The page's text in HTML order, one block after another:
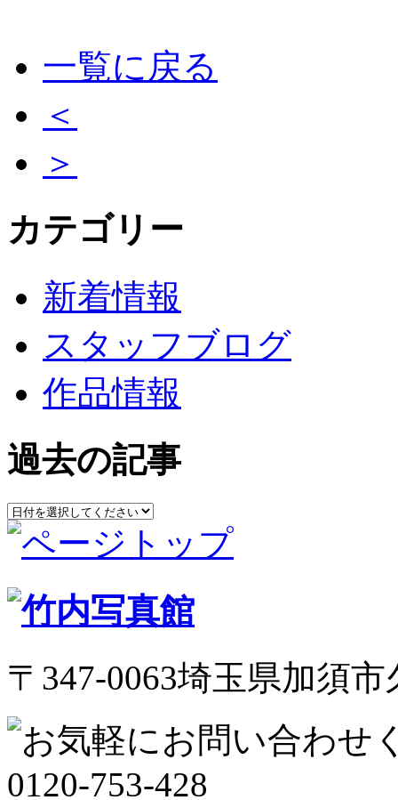
一覧に戻る
＜
＞
カテゴリー
新着情報
スタッフブログ
作品情報
過去の記事
〒347-0063埼玉県加須市